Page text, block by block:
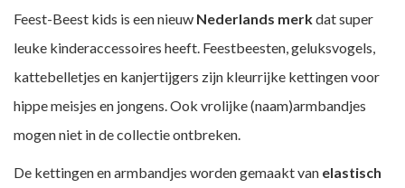
Feest-Beest kids is een nieuw Nederlands merkdat super
leuke kinderaccessoires heeft. Feestbeesten, geluksvogels,
kattebelletjes en kanjertijgers zijn kleurrijke kettingen voor
hippe meisjes en jongens. Ook vrolijke (naam)armbandjes
mogen niet in de collectie ontbreken.
De kettingen en armbandjes worden gemaakt van elastisch